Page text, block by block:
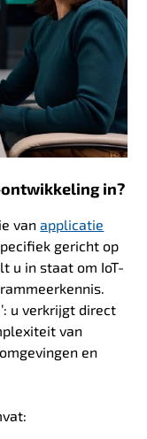
in?
vanapplicatie
gericht op
u in staat om IoT-
u verkrijgt direct
van
en